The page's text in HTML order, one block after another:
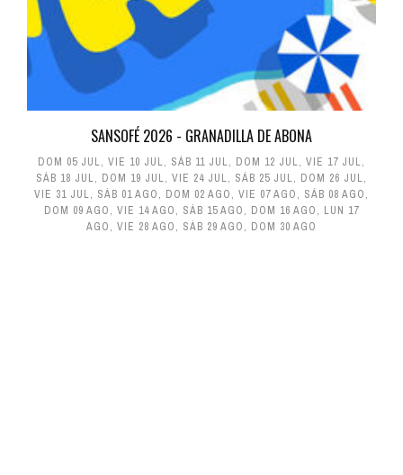
SANSOFÉ 2026 - GRANADILLA DE ABONA
DOM 05 JUL, VIE 10 JUL, SÁB 11 JUL, DOM 12 JUL, VIE 17 JUL,
SÁB 18 JUL, DOM 19 JUL, VIE 24 JUL, SÁB 25 JUL, DOM 26 JUL,
VIE 31 JUL, SÁB 01 AGO, DOM 02 AGO, VIE 07 AGO, SÁB 08 AGO,
DOM 09 AGO, VIE 14 AGO, SÁB 15 AGO, DOM 16 AGO, LUN 17
AGO, VIE 28 AGO, SÁB 29 AGO, DOM 30 AGO